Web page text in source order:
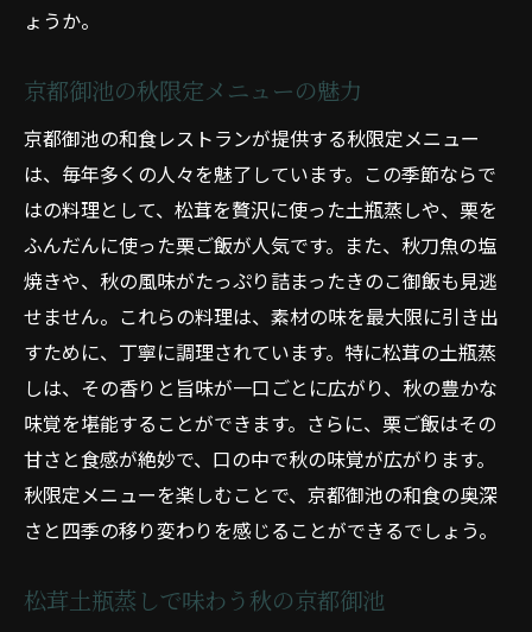
ょうか。
京都御池の秋限定メニューの魅力
京都御池の和食レストランが提供する秋限定メニュー
は、毎年多くの人々を魅了しています。この季節ならで
はの料理として、松茸を贅沢に使った土瓶蒸しや、栗を
ふんだんに使った栗ご飯が人気です。また、秋刀魚の塩
焼きや、秋の風味がたっぷり詰まったきのこ御飯も見逃
せません。これらの料理は、素材の味を最大限に引き出
すために、丁寧に調理されています。特に松茸の土瓶蒸
しは、その香りと旨味が一口ごとに広がり、秋の豊かな
味覚を堪能することができます。さらに、栗ご飯はその
甘さと食感が絶妙で、口の中で秋の味覚が広がります。
秋限定メニューを楽しむことで、京都御池の和食の奥深
さと四季の移り変わりを感じることができるでしょう。
松茸土瓶蒸しで味わう秋の京都御池